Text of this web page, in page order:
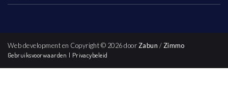
Web development en Copyright © 2026 door Zabun / Zimmo
Gebruiksvoorwaarden | Privacybeleid